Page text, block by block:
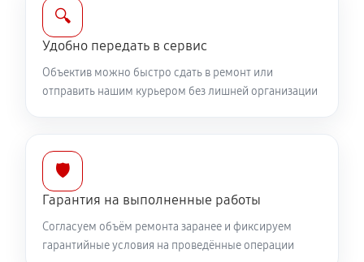
Ремонт передней линзы объектива
920 руб 60 минут
Ремонт кольца зуммирования
460 руб 60 минут
Разблокировка заклинивания
🔍
Удобно передать в сервис
Объектив можно быстро сдать в ремонт или
отправить нашим курьером без лишней организации
🛡️
Гарантия на выполненные работы
Согласуем объём ремонта заранее и фиксируем
гарантийные условия на проведённые операции